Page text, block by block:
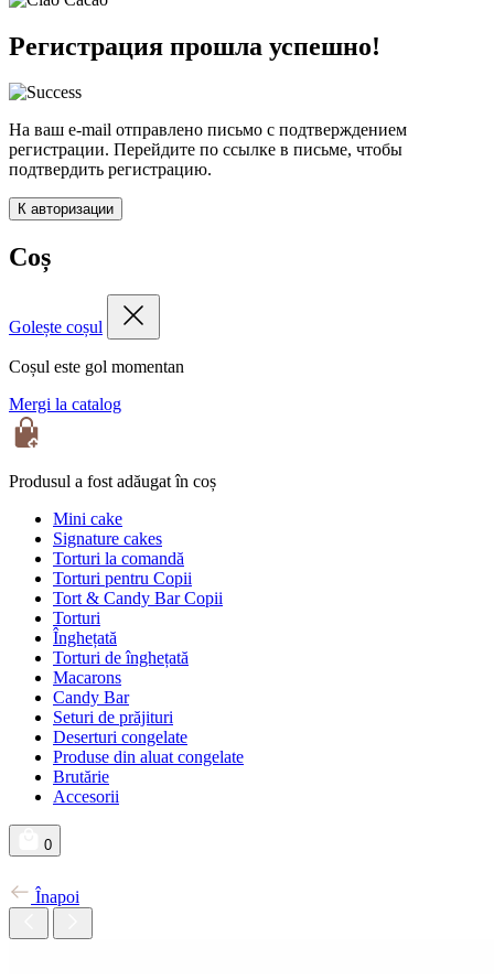
Регистрация прошла успешно!
На ваш e-mail отправлено письмо с подтверждением
регистрации. Перейдите по ссылке в письме, чтобы
подтвердить регистрацию.
К авторизации
Coș
Golește coșul
Coșul este gol momentan
Mergi la catalog
Produsul a fost adăugat în coș
Mini cake
Signature cakes
Torturi la comandă
Torturi pentru Copii
Tort & Candy Bar Copii
Torturi
Înghețată
Torturi de înghețată
Macarons
Candy Bar
Seturi de prăjituri
Deserturi congelate
Produse din aluat congelate
Brutărie
Accesorii
0
Înapoi